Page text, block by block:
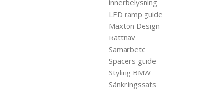
innerbelysning
LED ramp guide
Maxton Design
Rattnav
Samarbete
Spacers guide
Styling BMW
Sänkningssats